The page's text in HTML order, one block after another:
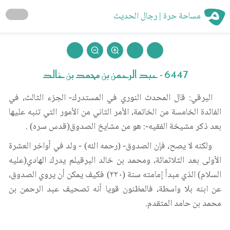
مساحة حرة | رجال الحديث
6447 - عبد الرحمن بن محمد بن خالد
البرقي: قال المحدث النوري في المستدرك- الجزء الثالث، في
الفائدة الخامسة من الخاتمة، الأمر الثاني من الأمور التي تنبه عليها
بعد ذكر مشيخة الفقيه-: هو من مشايخ الصدوق(قدس سره) .
ولكنه لا يصح، فإن الصدوق- (رحمه الله) - ولد في أواخر العشرة
الأولى بعد الثلاثمائة، ومحمد بن خالد البرقيلم يدرك الهادي(عليه
السلام) الذي مبدأ إمامته سنة (٢٢٠) فكيف يمكن أن يروي الصدوق،
عن ابنه بلا واسطة، فالمظنون قويا أنه تصحيف عبد الرحمن بن
محمد بن حامد المتقدم.